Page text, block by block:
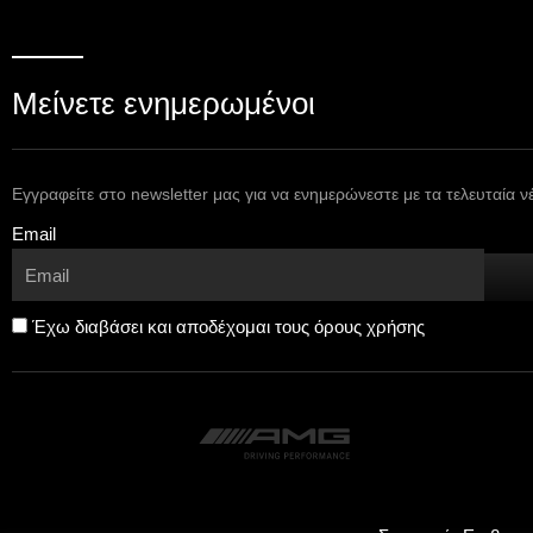
Μείνετε ενημερωμένοι
Εγγραφείτε στο newsletter μας για να ενημερώνεστε με τα τελευταία
Email
Έχω διαβάσει και αποδέχομαι τους όρους χρήσης